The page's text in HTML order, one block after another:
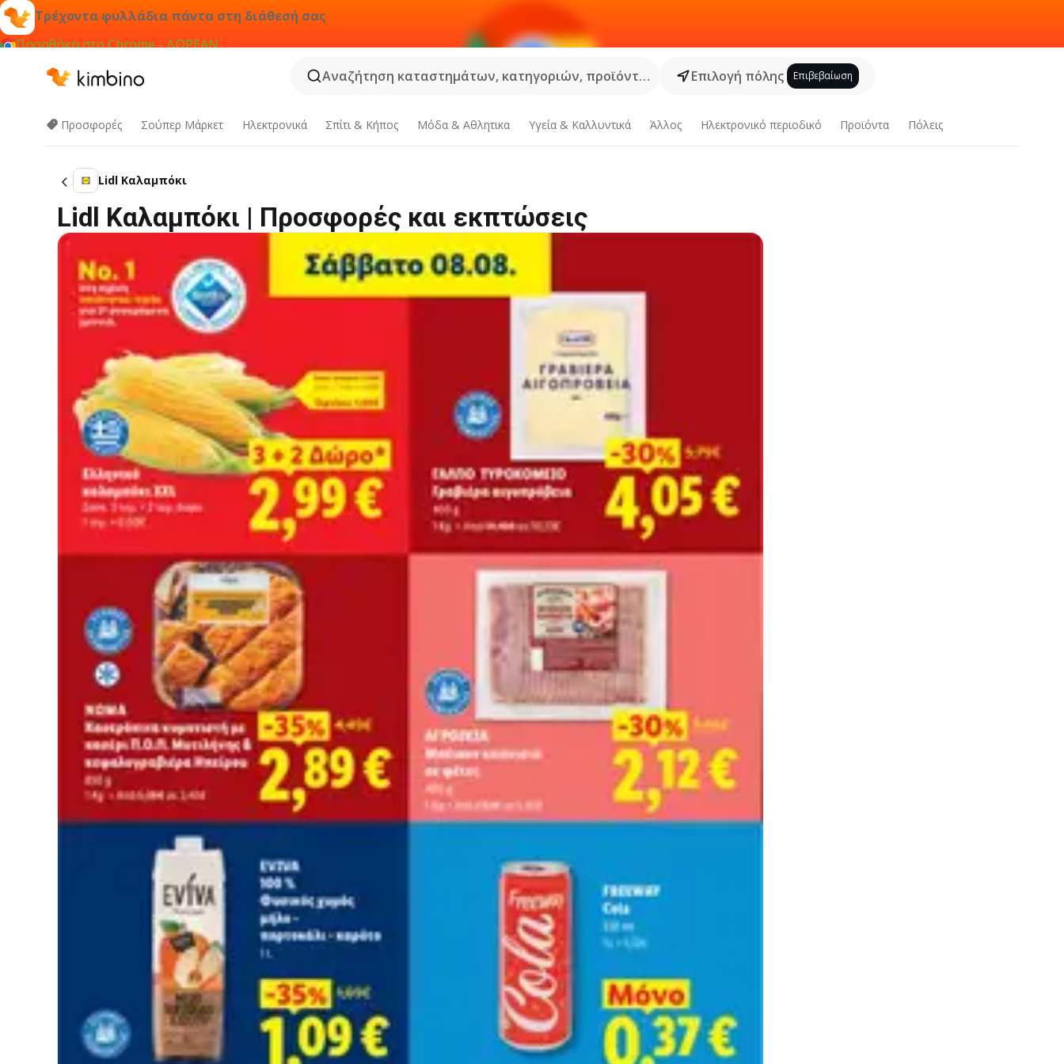
Τρέχοντα φυλλάδια πάντα στη διάθεσή σας
Προσθήκη στο Chrome - ΔΩΡΕΑΝ
Αναζήτηση καταστημάτων, κατηγοριών, προϊόντων...
Επιλογή πόλης Επιβεβαίωση
Προσφορές Σούπερ Μάρκετ Hλεκτρονικά Σπίτι & Κήπος Μόδα & Aθλητικα Υγεία & Καλλυντικά Άλλος Ηλεκτρονικό περιοδικό Προϊόντα Πόλεις
Lidl Καλαμπόκι
Lidl Καλαμπόκι | Προσφορές και εκπτώσεις